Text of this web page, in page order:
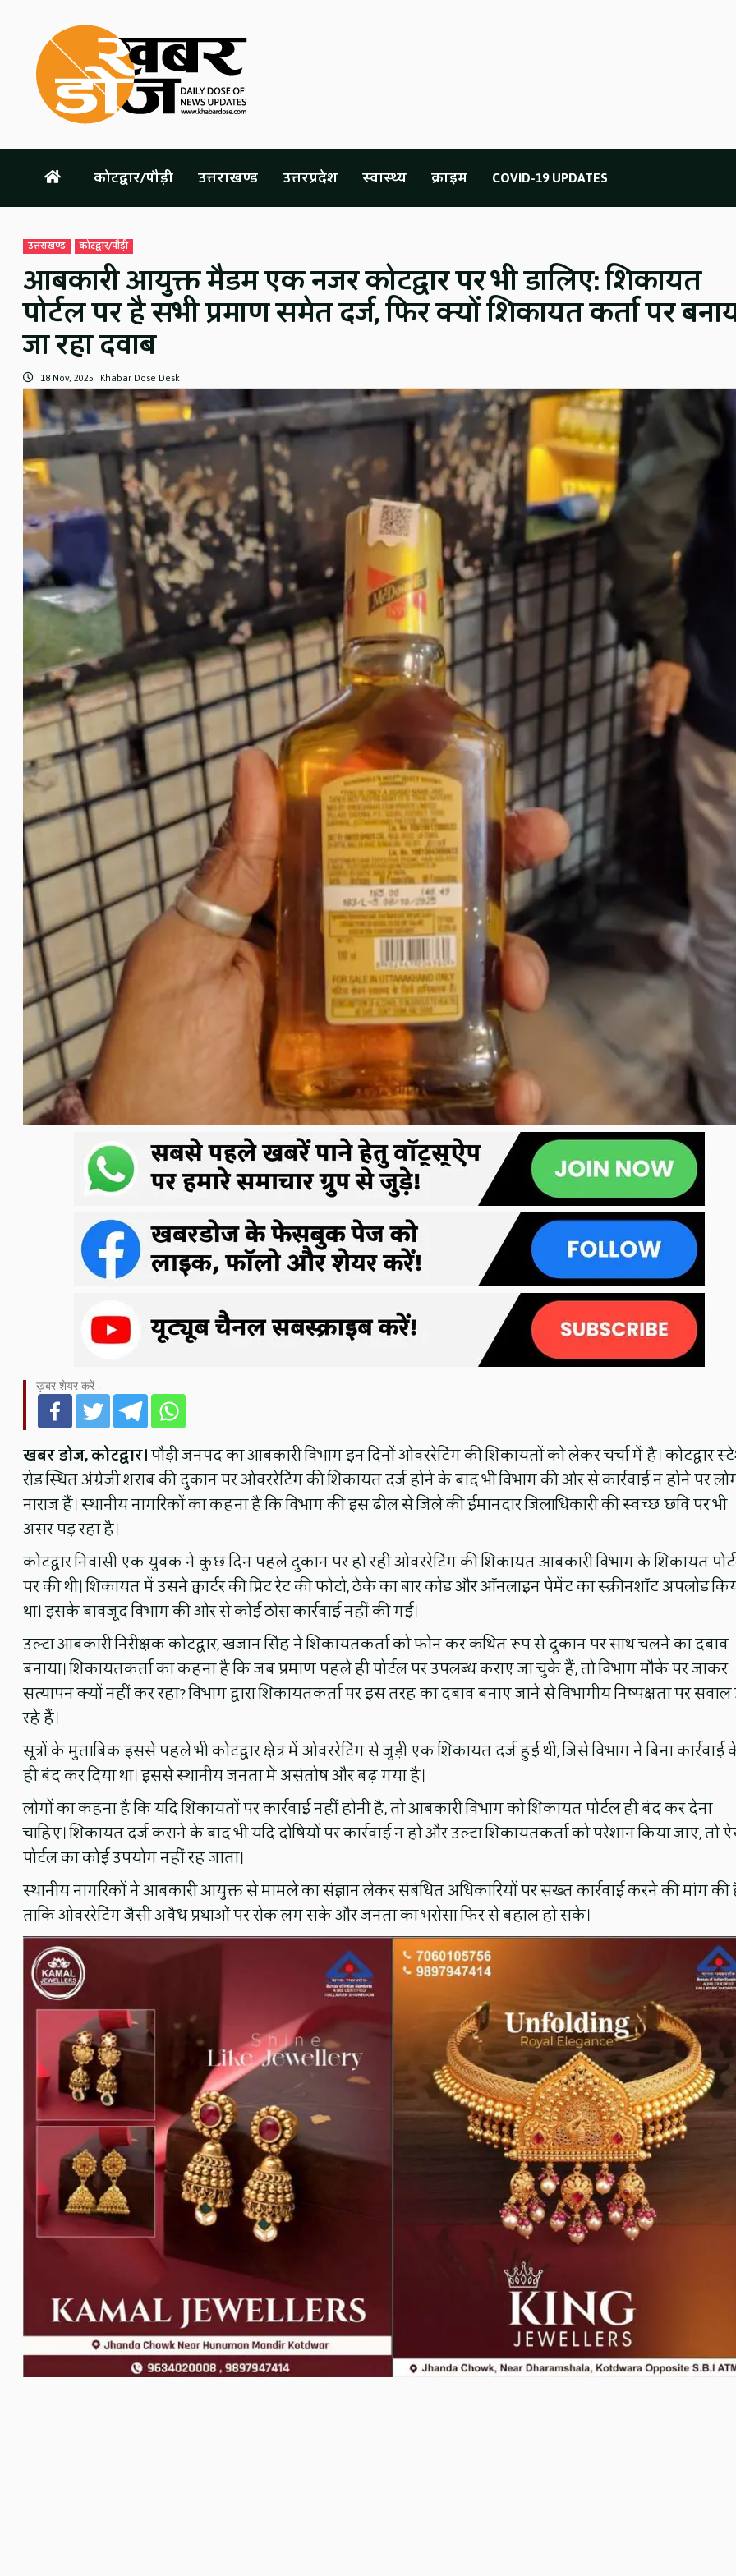
content
कोटद्वार/पौड़ी उत्तराखण्ड उत्तरप्रदेश स्वास्थ्य क्राइम COVID-19 UPDATES
उत्तराखण्ड कोटद्वार/पौड़ी
आबकारी आयुक्त मैडम एक नजर कोटद्वार पर भी डालिए: शिकायत
पोर्टल पर है सभी प्रमाण समेत दर्ज, फिर क्यों शिकायत कर्ता पर
जा रहा दवाब
18 Nov, 2025 Khabar Dose Desk
ख़बर शेयर करें -
खबर डोज, कोटद्वार।पौड़ी जनपद का आबकारी विभाग इन दिनों ओवररेटिंग की शिकायतों को लेकर चर्चा में है। कोटद्वार
रोड स्थित अंग्रेजी शराब की दुकान पर ओवररेटिंग की शिकायत दर्ज होने के बाद भी विभाग की ओर से कार्रवाई न होने पर
नाराज हैं। स्थानीय नागरिकों का कहना है कि विभाग की इस ढील से जिले की ईमानदार जिलाधिकारी की स्वच्छ छवि पर भी
असर पड़ रहा है।
कोटद्वार निवासी एक युवक ने कुछ दिन पहले दुकान पर हो रही ओवररेटिंग की शिकायत आबकारी विभाग के शिकायत
पर की थी। शिकायत में उसने क्वार्टर की प्रिंट रेट की फोटो, ठेके का बार कोड और ऑनलाइन पेमेंट का स्क्रीनशॉट अपलोड
था। इसके बावजूद विभाग की ओर से कोई ठोस कार्रवाई नहीं की गई।
उल्टा आबकारी निरीक्षक कोटद्वार, खजान सिंह ने शिकायतकर्ता को फोन कर कथित रूप से दुकान पर साथ चलने का दबाव
बनाया। शिकायतकर्ता का कहना है कि जब प्रमाण पहले ही पोर्टल पर उपलब्ध कराए जा चुके हैं, तो विभाग मौके पर जाकर
सत्यापन क्यों नहीं कर रहा? विभाग द्वारा शिकायतकर्ता पर इस तरह का दबाव बनाए जाने से विभागीय निष्पक्षता पर
रहे हैं।
सूत्रों के मुताबिक इससे पहले भी कोटद्वार क्षेत्र में ओवररेटिंग से जुड़ी एक शिकायत दर्ज हुई थी, जिसे विभाग ने बिना कार्रवाई
ही बंद कर दिया था। इससे स्थानीय जनता में असंतोष और बढ़ गया है।
लोगों का कहना है कि यदि शिकायतों पर कार्रवाई नहीं होनी है, तो आबकारी विभाग को शिकायत पोर्टल ही बंद कर देना
चाहिए। शिकायत दर्ज कराने के बाद भी यदि दोषियों पर कार्रवाई न हो और उल्टा शिकायतकर्ता को परेशान किया जाए, तो
पोर्टल का कोई उपयोग नहीं रह जाता।
स्थानीय नागरिकों ने आबकारी आयुक्त से मामले का संज्ञान लेकर संबंधित अधिकारियों पर सख्त कार्रवाई करने की मांग की
ताकि ओवररेटिंग जैसी अवैध प्रथाओं पर रोक लग सके और जनता का भरोसा फिर से बहाल हो सके।